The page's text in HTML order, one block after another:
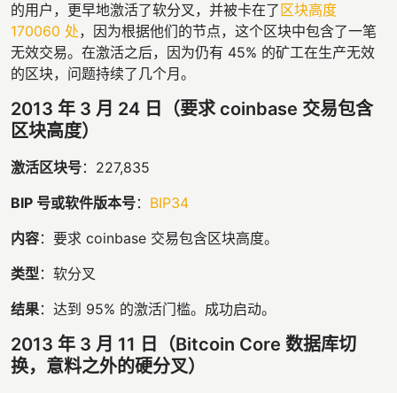
的用户，更早地激活了软分叉，并被卡在了 区块高度
170060 处，因为根据他们的节点，这个区块中包含了一笔
无效交易。在激活之后，因为仍有 45% 的矿工在生产无效
的区块，问题持续了几个月。
2013 年 3 月 24 日（要求 coinbase 交易包含
区块高度）
激活区块号：227,835
BIP 号或软件版本号： BIP34
内容：要求 coinbase 交易包含区块高度。
类型：软分叉
结果：达到 95% 的激活门槛。成功启动。
2013 年 3 月 11 日（Bitcoin Core 数据库切
换，意料之外的硬分叉）